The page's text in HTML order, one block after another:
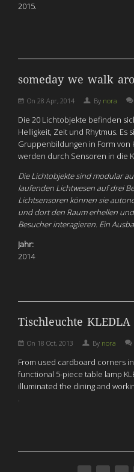
2015.
someday we walk
On 28 Apr, 2014 By nora
Die 20 Lichtobjekte befinden
Helligkeit, Zeit und Rhytmus.
Gruppenbildungen in Form
werden durch Sensoren in die
Die Lichtobjekte sind modular
laufenden Lichtwesen auf drei
Lichtsensoren können sie
und dort den Raum erhellen
Besucher interagieren. Ein
Jahr:
2014
Tischleuchte KLEDLA
On 18 Oct, 2013 By nora
From used cardboard corners
functional 5-piece table lamp
illuminated the dining and
.